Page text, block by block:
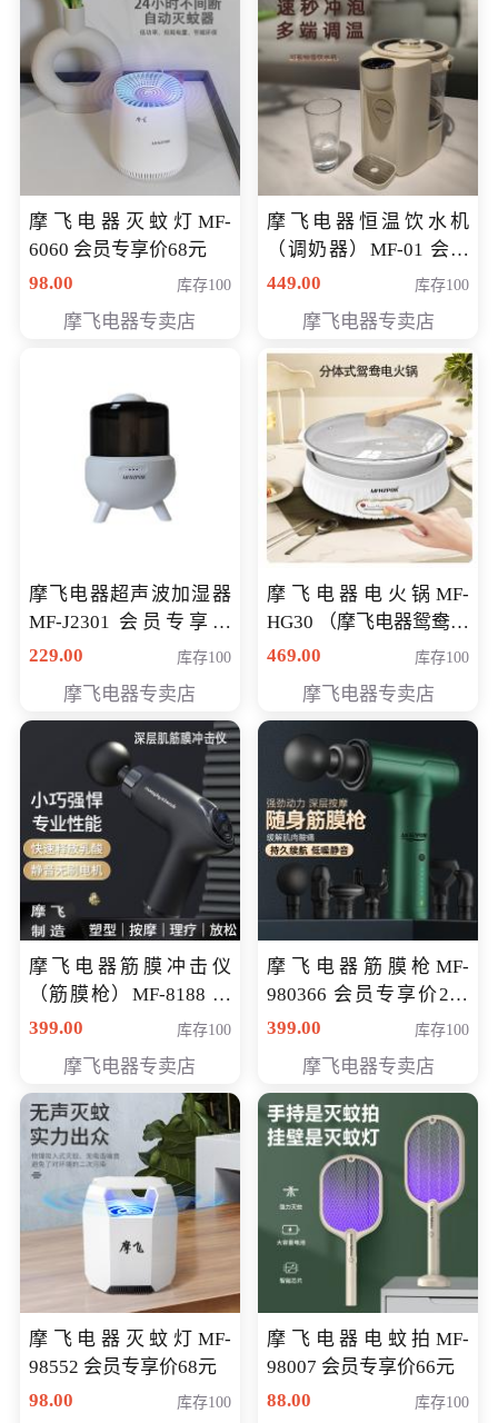
摩飞电器灭蚊灯MF-
6060 会员专享价68元
98.00
库存100
摩飞电器专卖店
摩飞电器恒温饮水机
（调奶器）MF-01 会员
专享价366元
449.00 库存100
摩飞电器专卖店
摩飞电器超声波加湿器
MF-J2301 会员专享价
168元
229.00 库存100
摩飞电器专卖店
摩飞电器电火锅MF-
HG30 （摩飞电器鸳鸯锅
MF-HG30 ） 会员专享价
469.00 库存100
摩飞电器专卖店
摩飞电器筋膜冲击仪
（筋膜枪）MF-8188 会
员专享价268元
399.00 库存100
摩飞电器专卖店
摩飞电器筋膜枪MF-
980366 会员专享价299
元
399.00 库存100
摩飞电器专卖店
摩飞电器灭蚊灯MF-
98552 会员专享价68元
98.00
库存100
摩飞电器电蚊拍MF-
98007 会员专享价66元
88.00
库存100